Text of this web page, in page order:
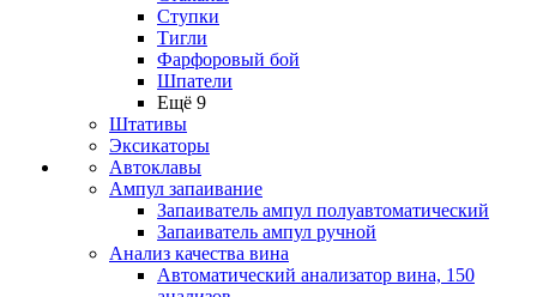
Ступки
Тигли
Фарфоровый бой
Шпатели
Ещё 9
Штативы
Эксикаторы
Автоклавы
Ампул запаивание
Запаиватель ампул полуавтоматический
Запаиватель ампул ручной
Анализ качества вина
Автоматический анализатор вина, 150